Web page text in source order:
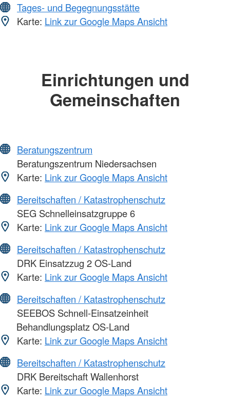
Tages- und Begegnungsstätte
Karte: Link zur Google Maps Ansicht
Einrichtungen und
Gemeinschaften
Beratungszentrum
Beratungszentrum Niedersachsen
Karte: Link zur Google Maps Ansicht
Bereitschaften / Katastrophenschutz
SEG Schnelleinsatzgruppe 6
Karte: Link zur Google Maps Ansicht
Bereitschaften / Katastrophenschutz
DRK Einsatzzug 2 OS-Land
Karte: Link zur Google Maps Ansicht
Bereitschaften / Katastrophenschutz
SEEBOS Schnell-Einsatzeinheit
Behandlungsplatz OS-Land
Karte: Link zur Google Maps Ansicht
Bereitschaften / Katastrophenschutz
DRK Bereitschaft Wallenhorst
Karte: Link zur Google Maps Ansicht